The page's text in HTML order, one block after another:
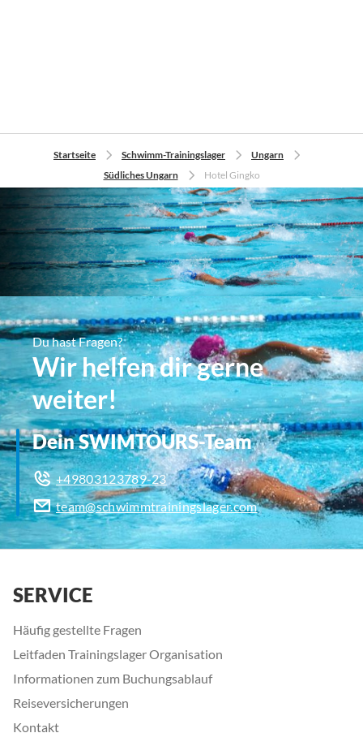
Startseite Schwimm-Trainingslager
Ungarn
Südliches Ungarn
Hotel Gingko
Du hast Fragen?
Wir helfen dir gerne
weiter!
Dein SWIMTOURS-Team
+49803123789-23
team@schwimmtrainingslager.com
SERVICE
Häufig gestellte Fragen
Leitfaden Trainingslager Organisation
Informationen zum Buchungsablauf
Reiseversicherungen
Kontakt